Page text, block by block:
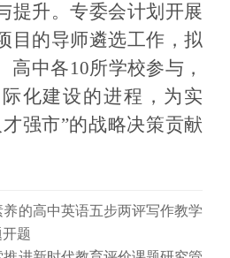
提升。专委会计划开展
目的导师遴选工作，拟
高中各10所学校参与，
化建设的进程，为实
强市”的战略决策贡献
养的高中英语五步两评写作教学
题